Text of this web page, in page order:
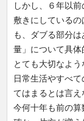
しかし、６年以
敷きにしている
も、ダブる部分
量」について具体
とても大切なよう
日常生活やすべ
てはまるとは言え
今何十年も前の算